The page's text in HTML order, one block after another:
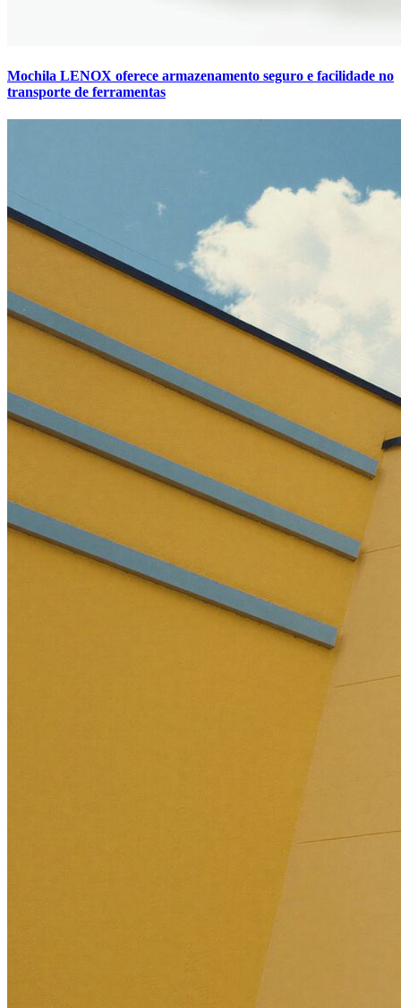
Mochila LENOX oferece armazenamento seguro e facilidade no
transporte de ferramentas